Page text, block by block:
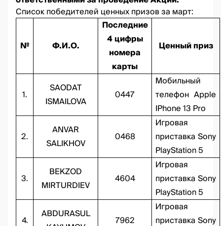
Список победителей ценных призов за март:
№ Ф.И.О.
Последние
4 цифры
номера
карты
Ценный приз
1.
SAODAT
ISMAILOVA
0447
Мобильный
телефон Apple
IPhone 13 Pro
2.
ANVAR
SALIKHOV
0468
Игровая
приставка Sony
PlayStation 5
3.
BEKZOD
MIRTURDIEV
4604
Игровая
приставка Sony
PlayStation 5
4.
ABDURASUL
7962
Игровая
приставка Sony